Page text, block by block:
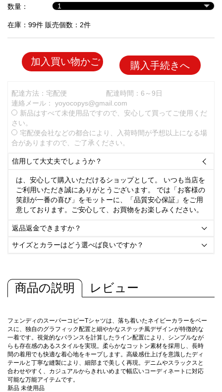
数量：
在庫：99件 販売個数：2件
加入買い物かご 購入手続きへ
配達方法：宅配便
配達時間：6～9日
連絡メール： yoyocopys@gmail.com
新品はすべて未使用品ですので、安心して買ってご使用くだ
さい。
宅配便会社などの都合により、入荷時間が予想以上になる場
合がありますので、ご了承ください。
信用して大丈夫でしょうか？ 
は、安心して購入いただけるショップとして。 いつも当店を
ご利用いただき誠にありがとうございます。 では「お客様の
笑顔が一番の喜び」をモットーに、「品質安心保証」をご用
意しております。ご安心して、お買物をお楽しみください。
返品返金できますか？ 
サイズとカラーはどう選べば良いですか？ 
商品の説明 レビュー
フェンディのスーパーコピーTシャツは、落ち着いたネイビーカラーをベー
スに、独自のグラフィック配置と細やかなステッチ風デザインが特徴的な
一着です。視覚的なバランスを計算したライン配置により、シンプルなが
らも存在感のあるスタイルを実現。柔らかなコットン素材を採用し、長時
間の着用でも快適な着心地をキープします。高級感仕上げを意識したディ
テールと丁寧な縫製により、細部まで美しく再現。デニムやスラックスと
合わせやすく、カジュアルからきれいめまで幅広いコーディネートに対応
可能な万能アイテムです。
新品 未使用品